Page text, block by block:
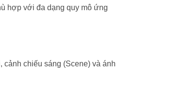
hợp với đa dạng quy mô ứng
chiếu sáng (Scene) và ánh